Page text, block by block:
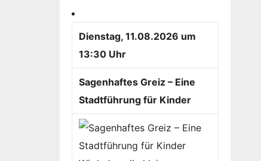
Dienstag, 11.08.2026 um
13:30 Uhr
Sagenhaftes Greiz – Eine
Stadtführung für Kinder